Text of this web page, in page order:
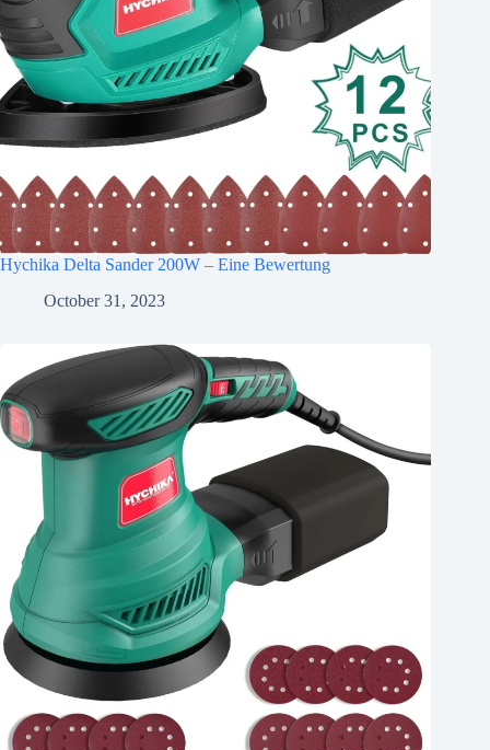
Hychika Delta Sander 200W – Eine Bewertung
October 31, 2023